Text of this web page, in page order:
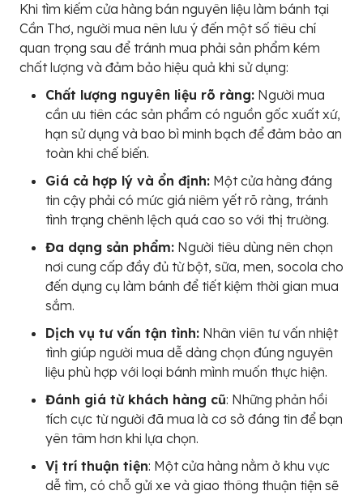
Khi tìm kiếm cửa hàng bán nguyên liệu làm bánh tại
Cần Thơ, người mua nên lưu ý đến một số tiêu chí
quan trọng sau để tránh mua phải sản phẩm kém
chất lượng và đảm bảo hiệu quả khi sử dụng:
Chất lượng nguyên liệu rõ ràng: Người mua
cần ưu tiên các sản phẩm có nguồn gốc xuất xứ,
hạn sử dụng và bao bì minh bạch để đảm bảo an
toàn khi chế biến.
Giá cả hợp lý và ổn định: Một cửa hàng đáng
tin cậy phải có mức giá niêm yết rõ ràng, tránh
tình trạng chênh lệch quá cao so với thị trường.
Đa dạng sản phẩm: Người tiêu dùng nên chọn
nơi cung cấp đầy đủ từ bột, sữa, men, socola cho
đến dụng cụ làm bánh để tiết kiệm thời gian mua
sắm.
Dịch vụ tư vấn tận tình: Nhân viên tư vấn nhiệt
tình giúp người mua dễ dàng chọn đúng nguyên
liệu phù hợp với loại bánh mình muốn thực hiện.
Đánh giá từ khách hàng cũ: Những phản hồi
tích cực từ người đã mua là cơ sở đáng tin để bạn
yên tâm hơn khi lựa chọn.
Vị trí thuận tiện: Một cửa hàng nằm ở khu vực
dễ tìm, có chỗ gửi xe và giao thông thuận tiện sẽ